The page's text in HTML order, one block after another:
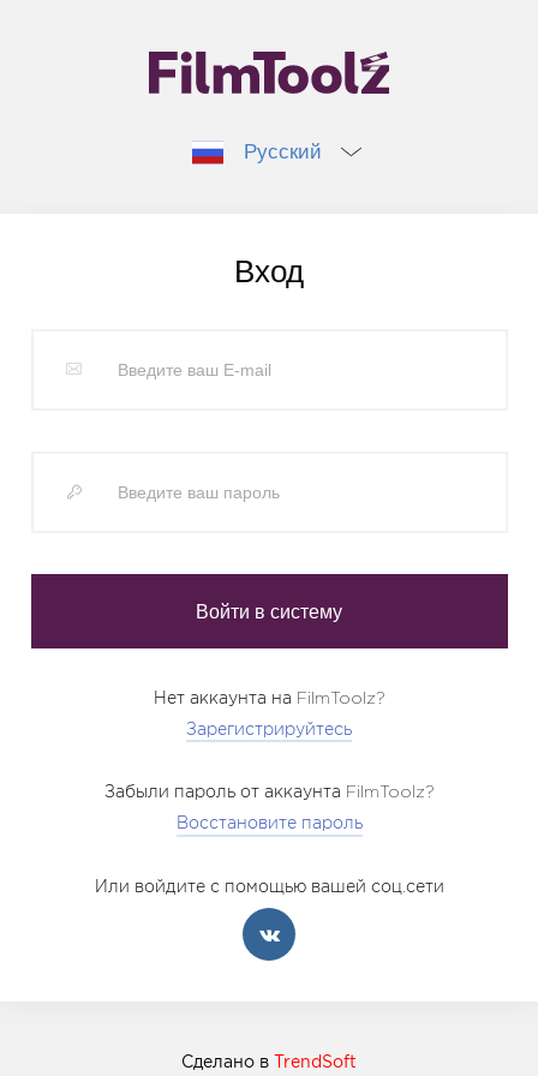
Русский
Вход
Нет аккаунта на FilmToolz?
Зарегистрируйтесь
Забыли пароль от аккаунта FilmToolz?
Восстановите пароль
Или войдите с помощью вашей соц.сети
Сделано в TrendSoft